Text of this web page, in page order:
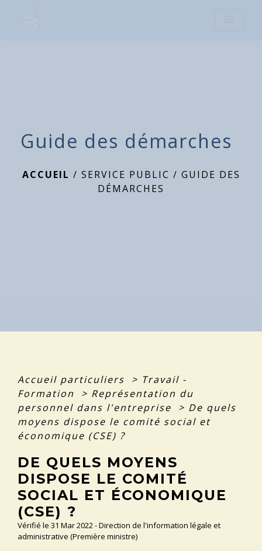
Guide des démarches
ACCUEIL / SERVICE PUBLIC / GUIDE DES
DÉMARCHES
Accueil particuliers > Travail -
Formation
> Représentation du
personnel dans l'entreprise
> De quels
moyens dispose le comité social et
économique (CSE) ?
DE QUELS MOYENS
DISPOSE LE COMITÉ
SOCIAL ET ÉCONOMIQUE
(CSE) ?
Vérifié le 31 Mar 2022 - Direction de l'information légale et
administrative (Première ministre)